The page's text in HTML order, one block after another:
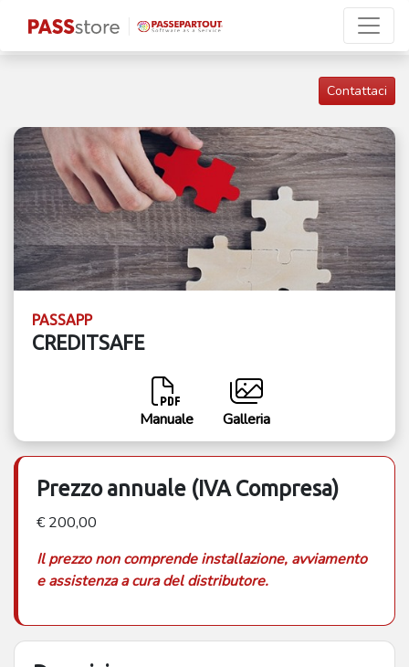
Contattaci
PASSAPP
CREDITSAFE
Manuale Galleria
Prezzo annuale (IVA Compresa)
€ 200,00
Il prezzo non comprende installazione, avviamento
e assistenza a cura del distributore.